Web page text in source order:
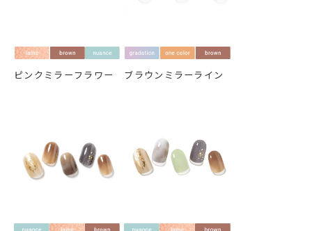
ピンクミラーフラワー ブラウンミラーライン